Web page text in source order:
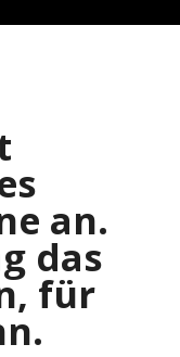
an.
das
für